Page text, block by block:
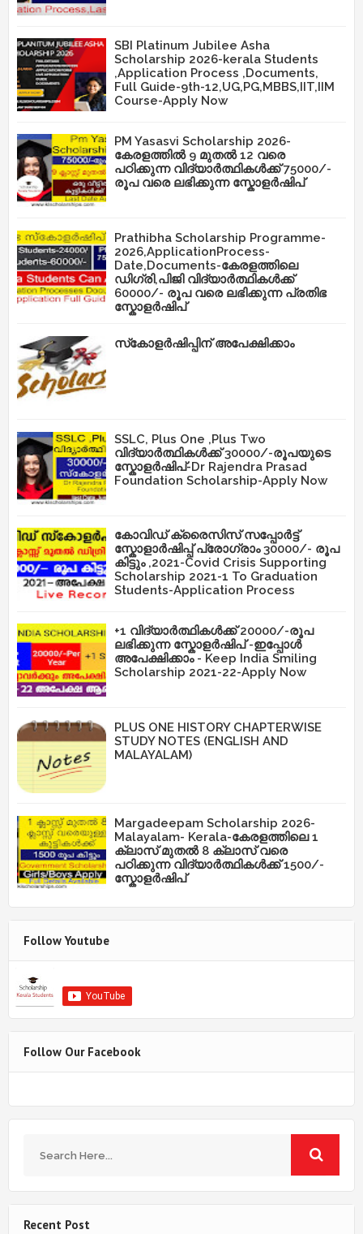
SBI Platinum Jubilee Asha
Scholarship 2026-kerala Students
,Application Process ,Documents,
Full Guide-9th-12,UG,PG,MBBS,IIT,IIM
Course-Apply Now
PM Yasasvi Scholarship 2026-
കേരളത്തിൽ 9 മുതൽ 12 വരെ
പഠിക്കുന്ന വിദ്യാർത്ഥികൾക്ക് 75000/-
രൂപ വരെ ലഭിക്കുന്ന സ്കോളർഷിപ്
Prathibha Scholarship Programme-
2026,ApplicationProcess-
Date,Documents-കേരളത്തിലെ
ഡിഗ്രി,പിജി വിദ്യാർത്ഥികൾക്ക്
60000/- രൂപ വരെ ലഭിക്കുന്ന പ്രതിഭ
സ്കോളർഷിപ്
സ്‌കോളർഷിപ്പിന് അപേക്ഷിക്കാം
SSLC, Plus One ,Plus Two
വിദ്യാർത്ഥികൾക്ക് 30000/-രൂപയുടെ
സ്കോളർഷിപ്-Dr Rajendra Prasad
Foundation Scholarship-Apply Now
കോവിഡ് ക്രൈസിസ് സപ്പോർട്ട്
സ്കോളാർഷിപ്പ് പ്രോഗ്രാം 30000/- രൂപ
കിട്ടും ,2021-Covid Crisis Supporting
Scholarship 2021-1 To Graduation
Students-Application Process
+1 വിദ്യാർത്ഥികൾക്ക് 20000/-രൂപ
ലഭിക്കുന്ന സ്കോളർഷിപ് -ഇപ്പോൾ
അപേക്ഷിക്കാം - Keep India Smiling
Scholarship 2021-22-Apply Now
PLUS ONE HISTORY CHAPTERWISE
STUDY NOTES (ENGLISH AND
MALAYALAM)
Margadeepam Scholarship 2026-
Malayalam- Kerala-കേരളത്തിലെ 1
ക്ലാസ് മുതൽ 8 ക്ലാസ് വരെ
പഠിക്കുന്ന വിദ്യാർത്ഥികൾക്ക് 1500/-
സ്കോളർഷിപ്
Follow Youtube
Follow Our Facebook
Recent Post